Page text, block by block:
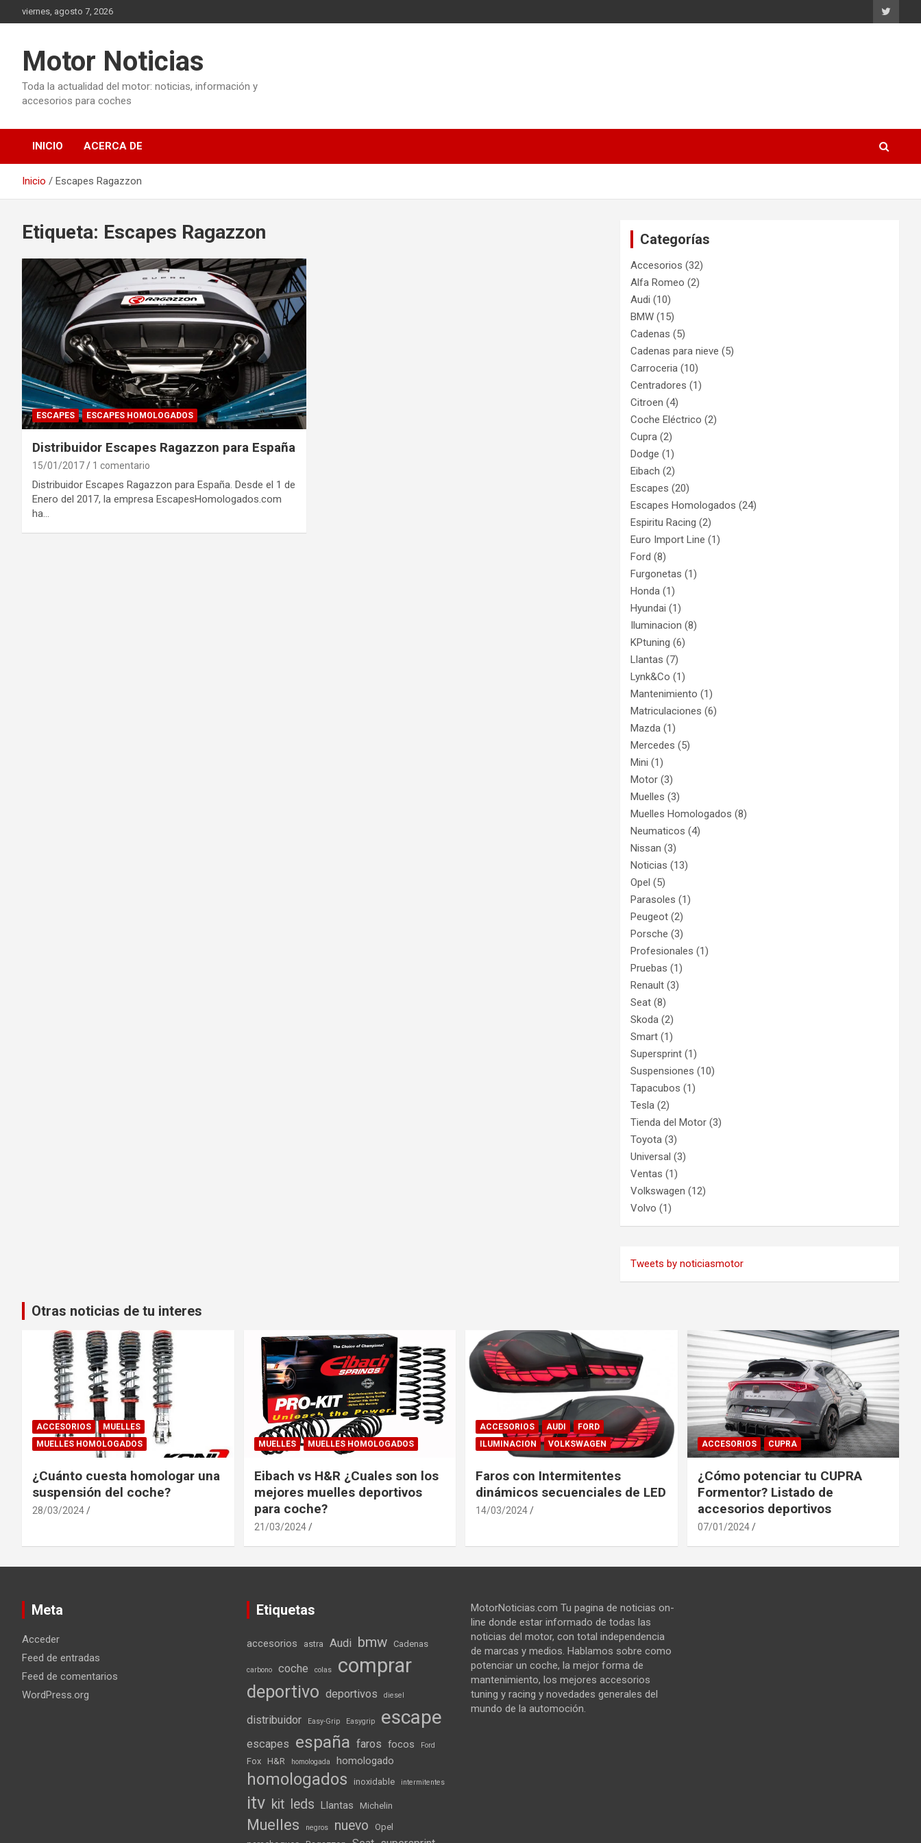
al
viernes, agosto 7, 2026
Motor Noticias
Toda la actualidad del motor: noticias, información y
accesorios para coches
INICIO ACERCA DE
Inicio Escapes Ragazzon
Etiqueta: Escapes Ragazzon
ESCAPES ESCAPES HOMOLOGADOS
Distribuidor Escapes Ragazzon para España
15/01/2017 1 comentario
Distribuidor Escapes Ragazzon para España. Desde el 1 de
Enero del 2017, la empresa EscapesHomologados.com
ha…
Categorías
Accesorios (32)
Alfa Romeo (2)
Audi (10)
BMW (15)
Cadenas (5)
Cadenas para nieve (5)
Carroceria (10)
Centradores (1)
Citroen (4)
Coche Eléctrico (2)
Cupra (2)
Dodge (1)
Eibach (2)
Escapes (20)
Escapes Homologados (24)
Espiritu Racing (2)
Euro Import Line (1)
Ford (8)
Furgonetas (1)
Honda (1)
Hyundai (1)
Iluminacion (8)
KPtuning (6)
Llantas (7)
Lynk&Co (1)
Mantenimiento (1)
Matriculaciones (6)
Mazda (1)
Mercedes (5)
Mini (1)
Motor (3)
Muelles (3)
Muelles Homologados (8)
Neumaticos (4)
Nissan (3)
Noticias (13)
Opel (5)
Parasoles (1)
Peugeot (2)
Porsche (3)
Profesionales (1)
Pruebas (1)
Renault (3)
Seat (8)
Skoda (2)
Smart (1)
Supersprint (1)
Suspensiones (10)
Tapacubos (1)
Tesla (2)
Tienda del Motor (3)
Toyota (3)
Universal (3)
Ventas (1)
Volkswagen (12)
Volvo (1)
Tweets by noticiasmotor
Otras noticias de tu interes
ACCESORIOS
MUELLES
MUELLES HOMOLOGADOS
¿Cuánto cuesta homologar una
suspensión del coche?
28/03/2024
MUELLES MUELLES HOMOLOGADOS
Eibach vs H&R ¿Cuales son los
mejores muelles deportivos
para coche?
21/03/2024
ACCESORIOS AUDI
FORD
ILUMINACION
VOLKSWAGEN
Faros con Intermitentes
dinámicos secuenciales de LED
14/03/2024
ACCESORIOS CUPRA
¿Cómo potenciar tu CUPRA
Formentor? Listado de
accesorios deportivos
07/01/2024
Meta
Acceder
Feed de entradas
Feed de comentarios
WordPress.org
Etiquetas
accesorios astra Audi bmw Cadenas
carbono coche colas comprar
deportivo deportivos diesel
distribuidor Easy-Grip Easygrip escape
escapes españa faros focos Ford
Fox H&R homologada homologado
homologados inoxidable intermitentes
itv kit leds Llantas Michelin
Muelles negros nuevo
Opel
MotorNoticias.com Tu pagina de noticias on-
line donde estar informado de todas las
noticias del motor, con total independencia
de marcas y medios. Hablamos sobre como
potenciar un coche, la mejor forma de
mantenimiento, los mejores accesorios
tuning y racing y novedades generales del
mundo de la automoción.